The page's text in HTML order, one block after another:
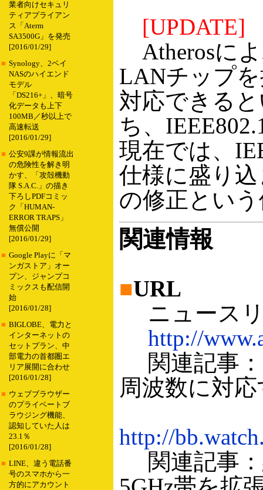
業者向けセキュリ
ティアプライアン
ス「Aterm
SA3500G」を発売
[2016/01/29]
■ Synology、2ベイ
NASのハイエンド
モデル
「DS216+」、暗号
化データも上下
100MB／秒以上で
高速転送
[2016/01/29]
■ 公安9課が情報流出
の危険性を解き明
かす、「攻殻機動
隊 S.A.C.」の描き
下ろしPDFコミッ
ク「HUMAN-
ERROR TRAPS」
無償公開
[2016/01/29]
■ Google Playに「マ
ンガストア」オー
プン、ジャンプコ
ミックスも配信開
始
[2016/01/28]
■ BIGLOBE、電力と
インターネットの
セットプラン、中
部電力の首都圏エ
リア展開に合わせ
[2016/01/28]
■ ウェブブラウザー
のプライベートブ
ラウジング機能、
認知していた人は
23.1％
[2016/01/28]
■ LINE、違う電話番
号のスマホから一
方的にアカウント
[UPDATE]
Atherosに
LANチップ
対応できる
ち、
現在では、
仕様に盛り
の修正とい
関連情報
■URL
ニュースリ
http://
関連記事：
周波数に対
http://
関連記事：